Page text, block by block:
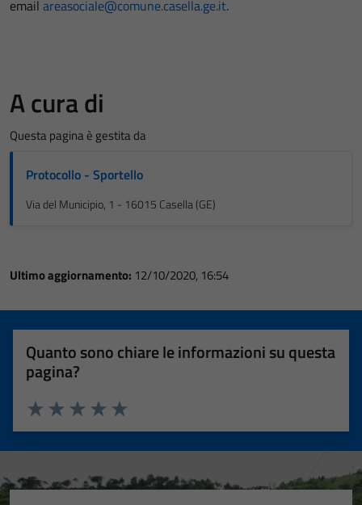
email areasociale@comune.casella.ge.it.
A cura di
Questa pagina è gestita da
Protocollo - Sportello
Via del Municipio, 1 - 16015 Casella (GE)
Ultimo aggiornamento: 12/10/2020, 16:54
Quanto sono chiare le informazioni su questa
pagina?
Valuta 5 stelle su 5
Valuta 4 stelle su 5
Valuta 3 stelle su 5
Valuta 2 stelle su 5
Valuta 1 stelle su 5